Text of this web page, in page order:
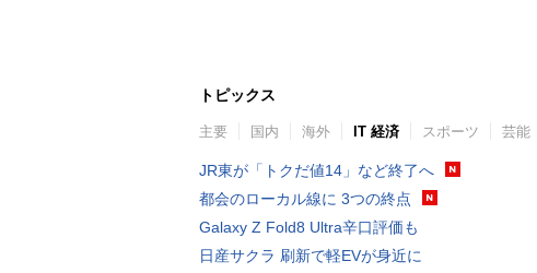
トピックス
主要 国内 海外 IT 経済 スポーツ 芸能
JR東が「トクだ値14」など終了へ
都会のローカル線に 3つの終点
Galaxy Z Fold8 Ultra辛口評価も
日産サクラ 刷新で軽EVが身近に